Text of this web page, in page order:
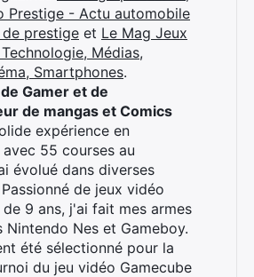
Prestige - Actu automobile
prestige et Le Mag Jeux
Médias,
Smartphones.
Gamer et de
de mangas et Comics
expérience en
55 courses au
évolué dans diverses
de jeux vidéo
9 ans, j'ai fait mes armes
Nintendo Nes et Gameboy.
été sélectionné pour la
du jeu vidéo Gamecube